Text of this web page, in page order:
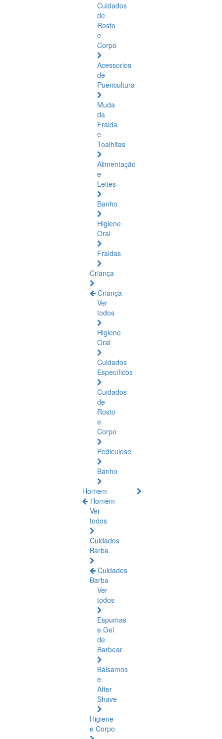
Cuidados
de
Rosto
e
Corpo
Acessorios
de
Puericultura
Muda
da
Fralda
e
Toalhitas
Alimentação
e
Leites
Banho
Higiene
Oral
Fraldas
Criança
Criança
Ver
todos
Higiene
Oral
Cuidados
Específicos
Cuidados
de
Rosto
e
Corpo
Pediculose
Banho
Homem
Homem
Ver
todos
Cuidados
Barba
Cuidados
Barba
Ver
todos
Espumas
e Gel
de
Barbear
Bálsamos
e
After
Shave
Higiene
e Corpo